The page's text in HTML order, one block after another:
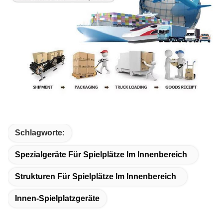
Schlagworte:
Spezialgeräte Für Spielplätze Im Innenbereich
Strukturen Für Spielplätze Im Innenbereich
Innen-Spielplatzgeräte